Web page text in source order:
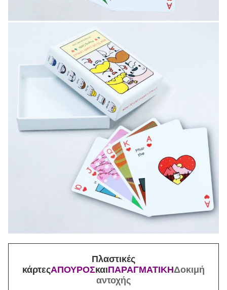
Πλαστικές
κάρτεςΑΠΟΥΡΟΣκαιΠΑΡΑΓΜΑΤΙΚΗΔοκιμή
αντοχής